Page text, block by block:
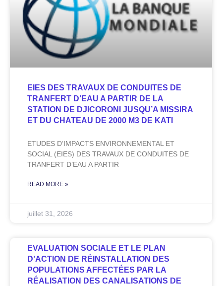
EIES DES TRAVAUX DE CONDUITES DE
TRANFERT D’EAU A PARTIR DE LA
STATION DE DJICORONI JUSQU’A MISSIRA
ET DU CHATEAU DE 2000 M3 DE KATI
ETUDES D’IMPACTS ENVIRONNEMENTAL ET
SOCIAL (EIES) DES TRAVAUX DE CONDUITES DE
TRANFERT D’EAU A PARTIR
READ MORE »
juillet 31, 2026
EVALUATION SOCIALE ET LE PLAN
D’ACTION DE RÉINSTALLATION DES
POPULATIONS AFFECTÉES PAR LA
RÉALISATION DES CANALISATIONS DE